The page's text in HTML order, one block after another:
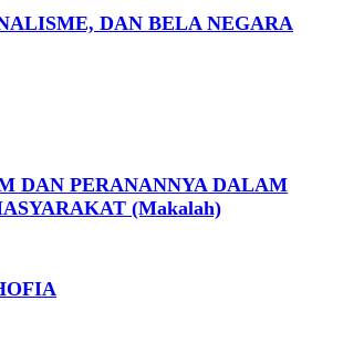
DAN BELA NEGARA
DAN PERANANNYA DALAM
(Makalah)